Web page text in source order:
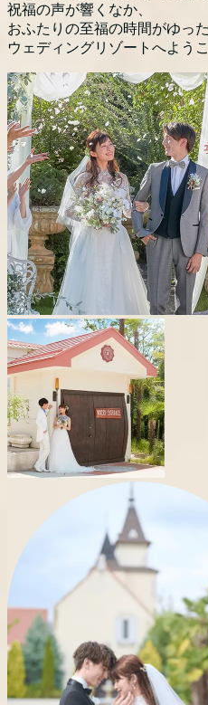
祝福の声が響くなか、
おふたりの至福の時間がゆっ
ウェディングリゾートへようこ